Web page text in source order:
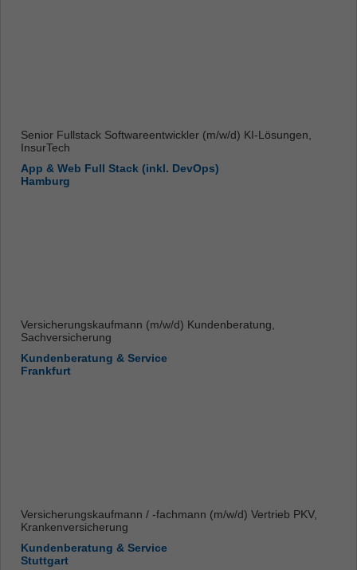
Senior Fullstack Softwareentwickler (m/w/d) KI-Lösungen,
InsurTech
App & Web Full Stack (inkl. DevOps)
Hamburg
Versicherungskaufmann (m/w/d) Kundenberatung,
Sachversicherung
Kundenberatung & Service
Frankfurt
Versicherungskaufmann / -fachmann (m/w/d) Vertrieb PKV,
Krankenversicherung
Kundenberatung & Service
Stuttgart